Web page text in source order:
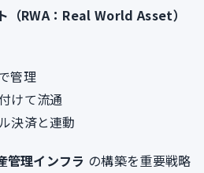
（RWA：Real World Asset）
管理
けて流通
決済と連動
管理インフラ の構築を重要戦略